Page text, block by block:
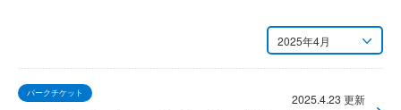
2025年4月
月別
2026年7月
パークチケット 2025.4.23 更新